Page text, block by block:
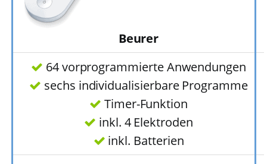
Beurer
64 vorprogrammierte Anwendungen
sechs individualisierbare Programme
Timer-Funktion
inkl. 4 Elektroden
inkl. Batterien